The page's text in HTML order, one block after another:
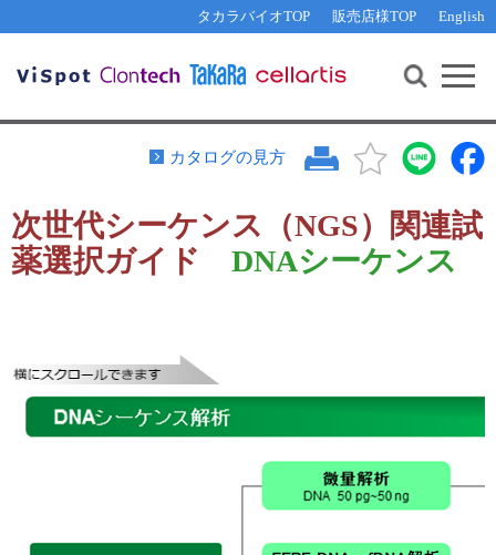
タカラバイオTOP 販売店様TOP English
機能解析・サイレンシング
PCR・等温増幅
リアルタイムPCR（qPCR）
サンプル請求
テクニカルサポートライン
その他 ライセンスに関するご相談
遺伝子組換え生物該当製品
研究支援ツール
Cut-Site Navigator 制限酵素切断サイトの検索
In-Fusion Cloning プライマー設計
抗体検索サイト
リアルタイムPCR （インターカレーター法）
プライマー・プローブ検索・注文
機器ソフトウェア・ベクター配列ダウンロード
リアルタイムPCR実験ガイド
お問い合わせ WEB会員登録
カタログの見方
次世代シーケンス（NGS）関連試
薬選択ガイド
DNAシーケンス